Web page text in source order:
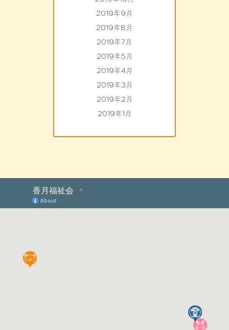
2019年9月
2019年8月
2019年7月
2019年5月
2019年4月
2019年3月
2019年2月
2019年1月